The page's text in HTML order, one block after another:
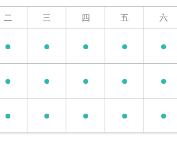
二 三 四 五 六